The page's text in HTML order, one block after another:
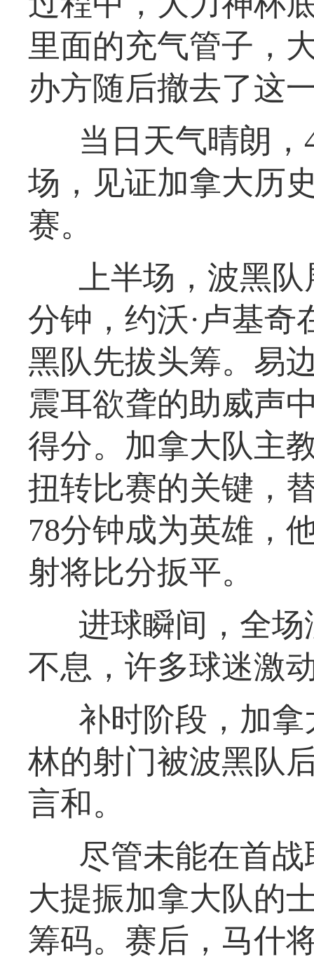
里面的充气管子，
办方随后撤去了这
当日天气晴朗
场，见证加拿大历
赛。
上半场，波黑
分钟，约沃·卢基
黑队先拔头筹。易
震耳欲聋的助威声
得分。加拿大队主
扭转比赛的关键，
78分钟成为英雄，
射将比分扳平。
进球瞬间，全
不息，许多球迷激
补时阶段，加拿
林的射门被波黑队
言和。
尽管未能在首
大提振加拿大队的
筹码。赛后，马什